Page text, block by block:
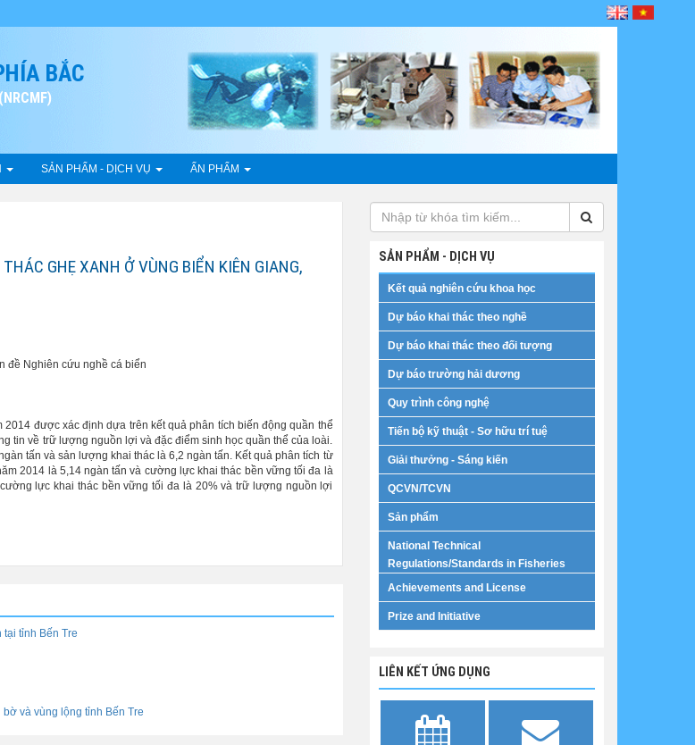
BẮC
SẢN PHẨM - DỊCH VỤ ẤN PHẨM
GHẸ XANH Ở VÙNG BIỂN KIÊN GIANG,
đề Nghiên cứu nghề cá biển
được xác định dựa trên kết quả phân tích biến động quần thể
tin về trữ lượng nguồn lợi và đặc điểm sinh học quần thể của loài.
tấn và sản lượng khai thác là 6,2 ngàn tấn. Kết quả phân tích từ
2014 là 5,14 ngàn tấn và cường lực khai thác bền vững tối đa là
lực khai thác bền vững tối đa là 20% và trữ lượng nguồn lợi
tỉnh Bến Tre
và vùng lộng tỉnh Bến Tre
SẢN PHẨM - DỊCH VỤ
Kết quả nghiên cứu khoa học
Dự báo khai thác theo nghề
Dự báo khai thác theo đối tượng
Dự báo trường hải dương
Quy trình công nghệ
Tiến bộ kỹ thuật - Sơ hữu trí tuệ
Giải thưởng - Sáng kiến
QCVN/TCVN
Sản phẩm
National Technical
Regulations/Standards in Fisheries
Achievements and License
Prize and Initiative
LIÊN KẾT ỨNG DỤNG